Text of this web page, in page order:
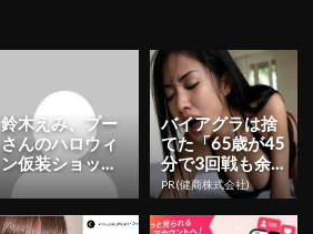
鈴木えみ、プー
さんのハロウィ
ン仮装ショット
公開！「どんな
姿でも美しすぎ
る」「スタ...
バイアグラは捨
てた「65歳が45
分で3回戦も余
裕」980円で朝
まで絶好調！
PR(健商株式会社)